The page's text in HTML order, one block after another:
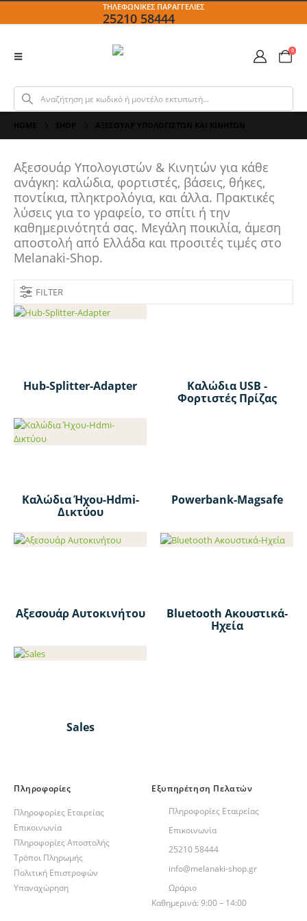
ΤΗΛΕΦΩΝΙΚΕΣ ΠΑΡΑΓΓΕΛΙΕΣ
25210 58444
0
Αξεσουάρ Υπολογιστών & Κινητών για κάθε
ανάγκη: καλώδια, φορτιστές, βάσεις, θήκες,
ποντίκια, πληκτρολόγια, και άλλα. Πρακτικές
λύσεις για το γραφείο, το σπίτι ή την
καθημερινότητά σας. Μεγάλη ποικιλία, άμεση
αποστολή από Ελλάδα και προσιτές τιμές στο
Melanaki-Shop.
FILTER
Hub-Splitter-Adapter
Καλώδια USB -
Φορτιστές Πρίζας
Καλώδια Ήχου-Hdmi-
Δικτύου
Powerbank-Magsafe
Αξεσουάρ Αυτοκινήτου
Bluetooth Ακουστικά-
Ηχεία
Sales
Πληροφορίες
Πληροφορίες Εταιρείας
Επικοινωνία
Πληροφορίες Αποστολής
Τρόποι Πληρωμής
Πολιτική Επιστροφών
Υπαναχώρηση
Εξυπηρέτηση Πελατών
Πληροφορίες Εταιρείας
Επικοινωνία
25210 58444
info@melanaki-shop.gr
Ωράριο
Καθημερινά: 9:00 – 14:00